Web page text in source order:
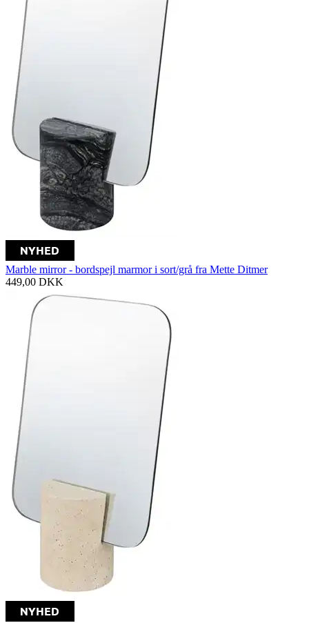
Marble mirror - bordspejl marmor i sort/grå fra Mette Ditmer
449,00 DKK